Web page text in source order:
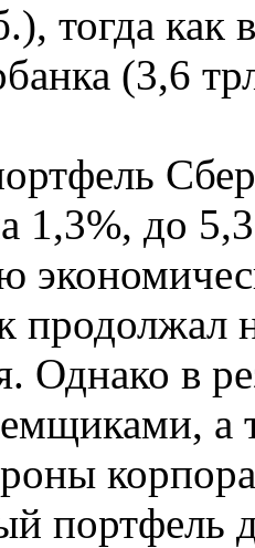
тогда как
(3,6
1,3%, до
продолжал
Однако в
а
портфель